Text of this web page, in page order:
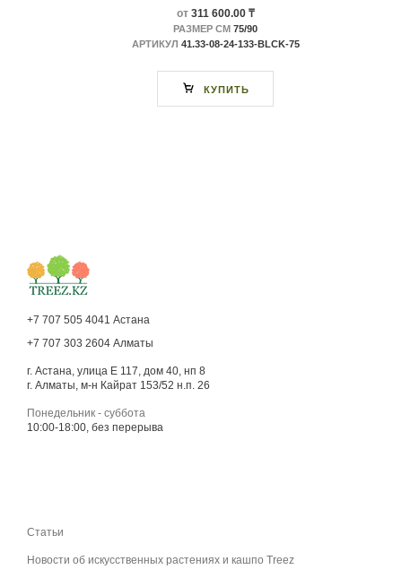
от311 600.00 ₸
РАЗМЕР СМ 75/90
АРТИКУЛ 41.33-08-24-133-BLCK-75
КУПИТЬ
Статьи
Новости об искусственных растениях и кашпо Treez
+7 707 505 4041 Астана
+7 707 303 2604 Алматы
г. Астана, улица Е 117, дом 40, нп 8
г. Алматы, м-н Кайрат 153/52 н.п. 26
Понедельник - суббота
10:00-18:00, без перерыва